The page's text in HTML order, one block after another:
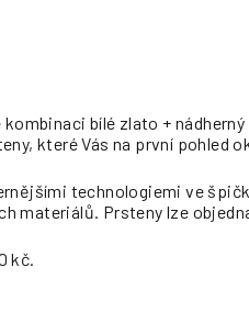
bílé zlato +
které Vás na první pohled
technologiemi ve
materiálů. Prsteny lze
kč.